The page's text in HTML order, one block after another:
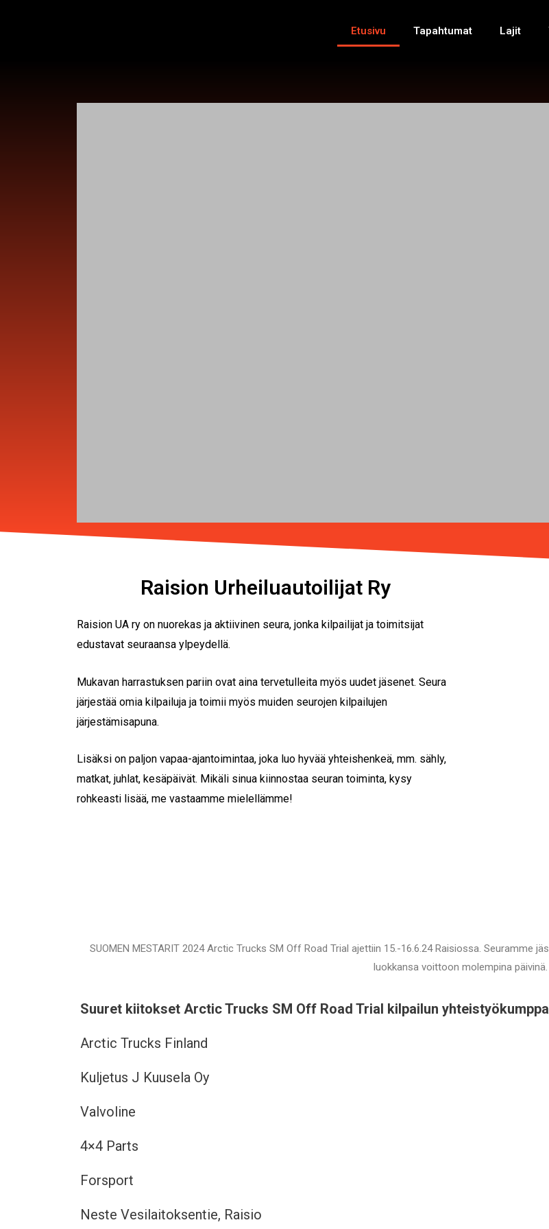
Etusivu Tapahtumat Lajit
Raision Urheiluautoilijat Ry
Raision UA ry on nuorekas ja aktiivinen seura, jonka kilpailijat ja toimitsijat
edustavat seuraansa ylpeydellä.
Mukavan harrastuksen pariin ovat aina tervetulleita myös uudet jäsenet. Seura
järjestää omia kilpailuja ja toimii myös muiden seurojen kilpailujen
järjestämisapuna.
Lisäksi on paljon vapaa-ajantoimintaa, joka luo hyvää yhteishenkeä, mm. sähly,
matkat, juhlat, kesäpäivät. Mikäli sinua kiinnostaa seuran toiminta, kysy
rohkeasti lisää, me vastaamme mielellämme!
SUOMEN MESTARIT 2024 Arctic Trucks SM Off Road Trial ajettiin 15.-16.6.24 Raisiossa. Seuramme
luokkansa voittoon molempina päivinä.
Suuret kiitokset Arctic Trucks SM Off Road Trial kilpailun
Arctic Trucks Finland
Kuljetus J Kuusela Oy
Valvoline
4×4 Parts
Forsport
Neste Vesilaitoksentie, Raisio